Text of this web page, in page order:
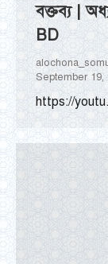
বক্তব্য |
BD
September 19,
https://